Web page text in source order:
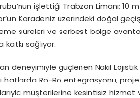
işlettiği Trabzon Limanı; 10
Karadeniz üzerindeki doğal
süreleri ve serbest bölge
katkı sağlıyor.
deneyimiyle güçlenen Nakil
hatlarda Ro-Ro entegrasyonu,
müşterilerine kesintisiz hizmet